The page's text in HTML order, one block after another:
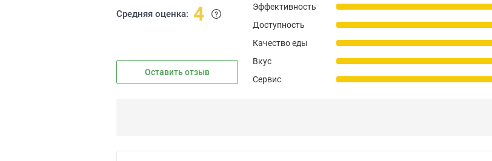
Средняя оценка: 4
Оставить отзыв
Эффективность
Доступность
Качество еды
Вкус
Сервис